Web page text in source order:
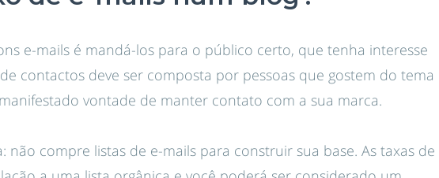
e-mails é mandá-los para o público certo, que tenha interesse
contactos deve ser composta por pessoas que gostem do tema
vontade de manter contato com a sua marca.
não compre listas de e-mails para construir sua base. As taxas de